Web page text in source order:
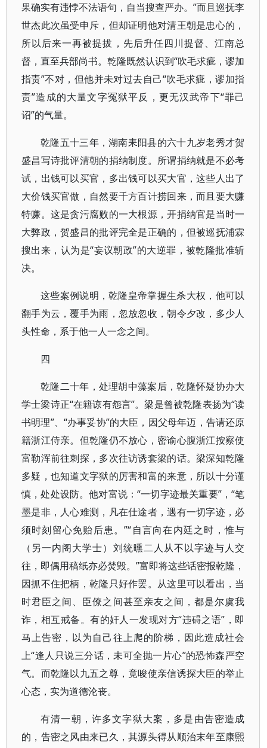
果确实有违悖不法语句，自当搜查严办。”而且巡抚李
世杰此次虽受申斥，但却证明他对清王朝是忠心的，
所以后来一再被提拔，先后升任四川提督、江南总
督，直至兵部尚书。乾隆既然认识到“吹毛求疵，谬加
指责”不对，但他并未对过去自己“吹毛求疵，谬加指
责”造成的大量文字冤狱平反，更无汉武帝下“罪己
诏”的气量。
乾隆五十三年，湖南耒阳县的六十九岁老秀才贺
盛昌写诗批评清朝的捐纳制度。所谓捐纳就是不必考
试，出钱可以买官，多出钱可以买大官，这些人出了
大价钱买官做，自然要千方百计捞回来，而且要大赚
特赚。这是贪污腐败的一大根源，开捐纳官是当时一
大弊政，贺盛昌的批评完全是正确的，但被巡抚浦霖
搜出来，认为是“妄议朝政”的大逆罪，被乾隆批准斩
决。
这些案例说明，乾隆皇帝掌握生杀大权，他可以
翻手为云，覆手为雨，忽放忽收，朝令夕改，多少人
头性命，系于他一人一念之间。
四
乾隆二十年，处理胡中藻案后，乾隆怀疑协办大
学士梁诗正“在籍谅有怨言”。梁是曾被乾隆表扬为“读
书明理”、“办事妥协”的大臣，因父母年迈，告请还原
籍浙江侍亲。但乾隆仍不放心，密谕心腹浙江按察使
富勒浑前往刺探，多次往访诱套梁的话。梁深知乾隆
多疑，也知道文字狱的厉害和富的来意，所以十分谨
慎，处处设防。他对富说：“一切字迹最关重要”，“笔
墨是非，人心难测，凡在仕途者，遇有一切字迹，必
须时刻留心免贻后患。”“自言向在内廷之时，惟与
（另一内阁大学士）刘统曛二人从不以字迹与人交
往，即偶用稿纸亦必焚毁。”富即将这些话密报乾隆，
因抓不住把柄，乾隆只好作罢。从这里可以看出，当
时君臣之间、臣僚之间甚至亲友之间，都是尔虞我
诈，相互戒备。有的奸人一发现对方“违碍之语”，即
马上告密，以为自己往上爬的阶梯，因此造成社会
上“逢人只说三分话，未可全抛一片心”的恐怖森严空
气。而乾隆以九五之尊，竟唆使亲信诱探大臣的举止
心态，实为道德沦丧。
有清一朝，许多文字狱大案，多是由告密造成
的，告密之风由来已久，其源头得从顺治末年至康熙